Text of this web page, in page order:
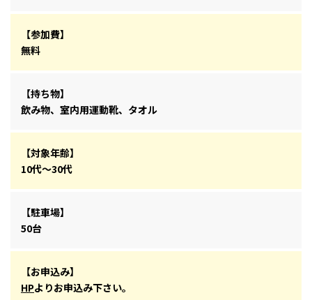
【参加費】
無料
【持ち物】
飲み物、室内用運動靴、タオル
【対象年齢】
10代～30代
【駐車場】
50台
【お申込み】
HPよりお申込み下さい。